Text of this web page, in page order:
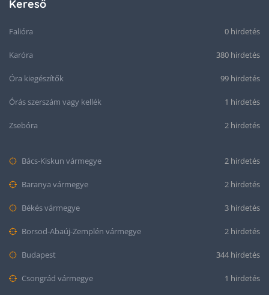
Kereső
Falióra 0 hirdetés
Karóra 380 hirdetés
Óra kiegészítők 99 hirdetés
Órás szerszám vagy kellék 1 hirdetés
Zsebóra 2 hirdetés
Bács-Kiskun vármegye 2 hirdetés
Baranya vármegye 2 hirdetés
Békés vármegye 3 hirdetés
Borsod-Abaúj-Zemplén vármegye 2 hirdetés
Budapest 344 hirdetés
Csongrád vármegye 1 hirdetés